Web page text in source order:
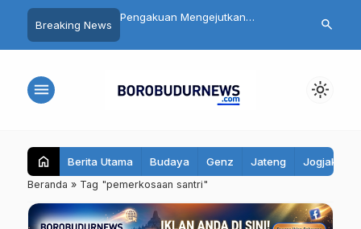
Breaking News
Magelang Masuk
Usai Santap MBG,
Pengakuan Mengejutkan
Mengaku Murka Usai Digerayangi
Daftar 8
Yurizal,
search
menu light_mode
home Berita Utama Budaya Genz Jateng Jogjakarta
Beranda » Tag "pemerkosaan santri"